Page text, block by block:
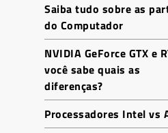
Saiba tudo sobre as
do Computador
NVIDIA GeForce GTX e
você sabe quais as
diferenças?
Processadores Intel vs